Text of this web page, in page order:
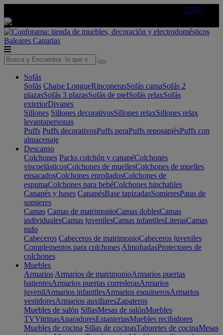
AQUÍ
Baleares Canarias
Sofás
Sofás Chaise LongueRinconerasSofás camaSofás 2
plazasSofás 3 plazasSofás de pielSofás relaxSofás
exteriorDivanes
Sillones Sillones decorativosSillones relaxSillones relax
levantapersonas
Puffs Puffs decorativosPuffs peraPuffs reposapiésPuffs con
almacenaje
Descanso
Colchones Packs colchón y canapéColchones
viscoelásticosColchones de muellesColchones de muelles
ensacadosColchones enrolladosColchones de
espumaColchones para bebéColchones hinchables
Canapés y bases CanapésBase tapizadasSomieresPatas de
somieres
Camas Camas de matrimonioCamas doblesCamas
individualesCamas juvenilesCamas infantilesLiterasCamas
nido
Cabeceros Cabeceros de matrimonioCabeceros juveniles
Complementos para colchones AlmohadasProtectores de
colchones
Muebles
Armarios Armarios de matrimonioArmarios puertas
batientesArmarios puertas correderasArmarios
juvenilArmarios infantilesArmarios esquinerosArmarios
vestidoresArmarios auxiliaresZapateros
Muebles de salón SillasMesas de salónMuebles
TVVitrinasAparadoresEstanteriasMuebles recibidores
Muebles de cocina Sillas de cocinasTaburetes de cocinaMesas